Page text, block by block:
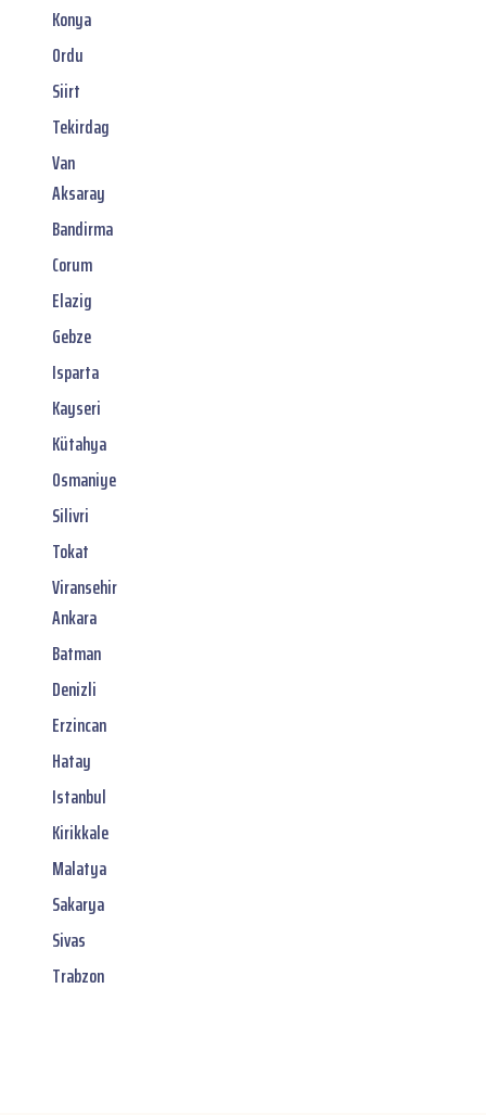
Konya
Ordu
Siirt
Tekirdag
Van
Aksaray
Bandirma
Corum
Elazig
Gebze
Isparta
Kayseri
Kütahya
Osmaniye
Silivri
Tokat
Viransehir
Ankara
Batman
Denizli
Erzincan
Hatay
Istanbul
Kirikkale
Malatya
Sakarya
Sivas
Trabzon